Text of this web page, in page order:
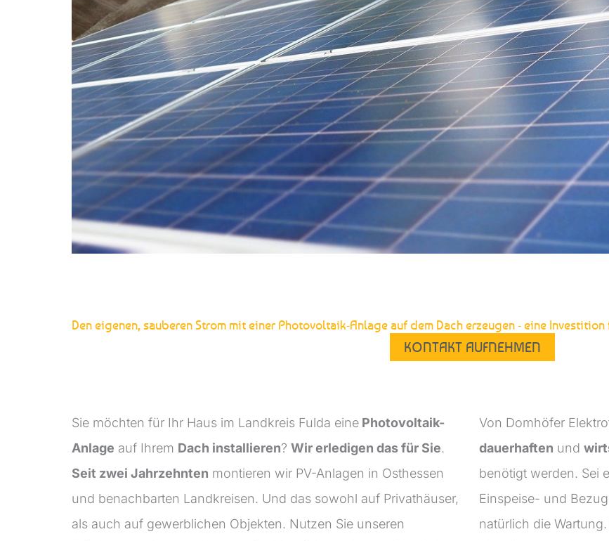
Den eigenen, sauberen Strom mit einer Photovoltaik-Anlage auf dem Dach erzeugen - eine
KONTAKT AUFNEHMEN
Sie möchten für Ihr Haus im Landkreis Fulda eine Photovoltaik-
Anlage auf Ihrem Dach installieren? Wir erledigen das für Sie.
Seit zwei Jahrzehnten montieren wir PV-Anlagen in Osthessen
und benachbarten Landkreisen. Und das sowohl auf Privathäuser,
als auch auf gewerblichen Objekten. Nutzen Sie unseren
Von Domhöfer
dauerhaften und
benötigt werden. Sei
Einspeise- und
natürlich die